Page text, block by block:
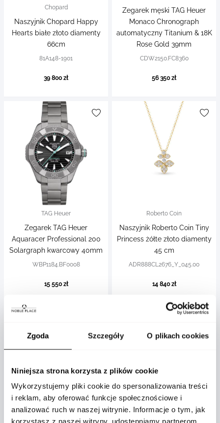
Zgoda Szczegóły O plikach cookies
Niniejsza strona korzysta z plików cookie
Wykorzystujemy pliki cookie do spersonalizowania treści
i reklam, aby oferować funkcje społecznościowe i
analizować ruch w naszej witrynie. Informacje o tym, jak
korzystasz z naszej witryny, udostępniamy partnerom
Chopard
Naszyjnik Chopard Happy
Hearts białe złoto diamenty
66cm
81A148-1901
39 800 zł
Zegarek męski TAG Heuer
Monaco Chronograph
automatyczny Titanium & 18K
Rose Gold 39mm
CDW2150.FC8360
56 350 zł
TAG Heuer
Zegarek TAG Heuer
Aquaracer Professional 200
Solargraph kwarcowy 40mm
WBP1184.BF0008
15 550 zł
Roberto Coin
Naszyjnik Roberto Coin Tiny
Princess żółte złoto diamenty
45 cm
ADR888CL2676_Y_045.00
14 840 zł
Roberto Coin Roberto Coin